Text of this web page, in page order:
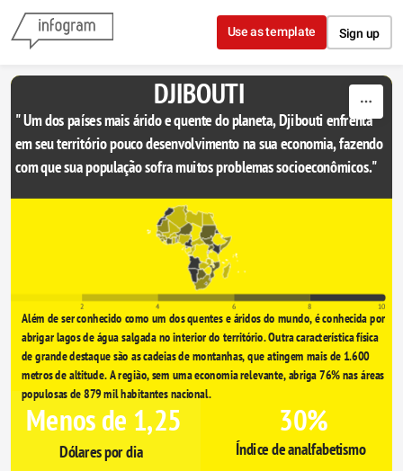
Skip to content
Use as template Sign up
DJIBOUTI
" Um dos países mais árido e quente do planeta, Djibouti enfrenta
em seu território pouco desenvolvimento na sua economia, fazendo
com que sua população sofra muitos problemas socioeconômicos."
2 4 6 8 10
Além de ser conhecido como um dos quentes e áridos do mundo, é conhecida por
abrigar lagos de água salgada no interior do território. Outra característica física
de grande destaque são as cadeias de montanhas, que atingem mais de 1.600
metros de altitude. A região, sem uma economia relevante, abriga 76% nas áreas
populosas de 879 mil habitantes nacional.
Menos de 1,25 30%
Índice de analfabetismo
Dólares por dia